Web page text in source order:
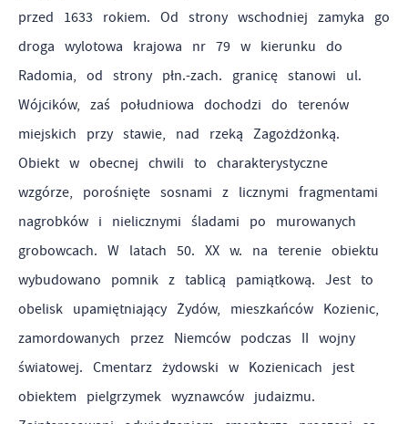
przed 1633 rokiem. Od strony wschodniej zamyka go
droga wylotowa krajowa nr 79 w kierunku do
Radomia, od strony płn.-zach. granicę stanowi ul.
Wójcików, zaś południowa dochodzi do terenów
miejskich przy stawie, nad rzeką Zagożdżonką.
Obiekt w obecnej chwili to charakterystyczne
wzgórze, porośnięte sosnami z licznymi fragmentami
nagrobków i nielicznymi śladami po murowanych
grobowcach. W latach 50. XX w. na terenie obiektu
wybudowano pomnik z tablicą pamiątkową. Jest to
obelisk upamiętniający Żydów, mieszkańców Kozienic,
zamordowanych przez Niemców podczas II wojny
światowej. Cmentarz żydowski w Kozienicach jest
obiektem pielgrzymek wyznawców judaizmu.